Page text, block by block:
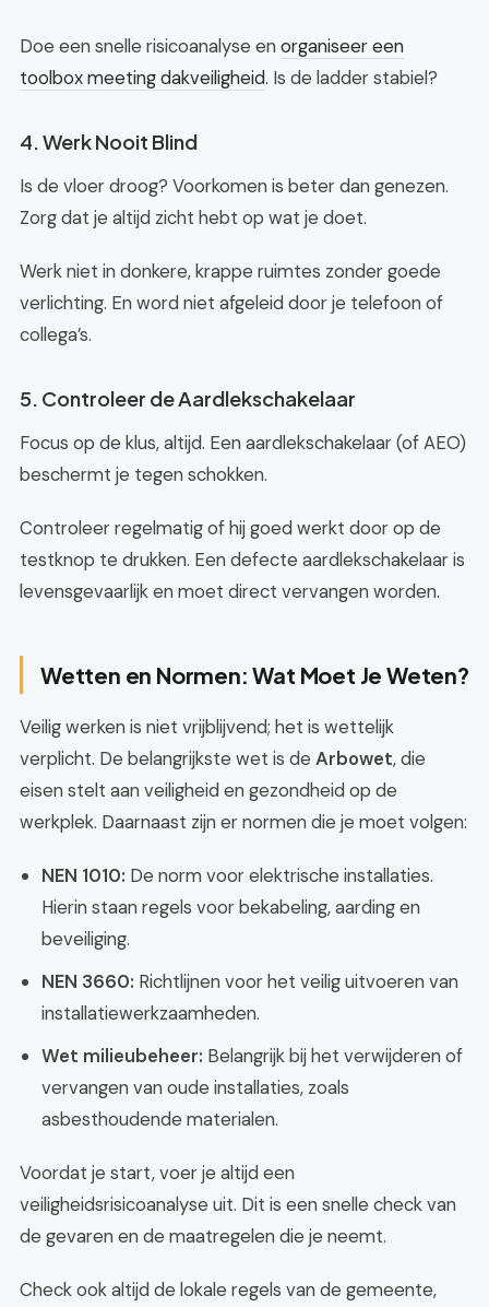
Doe een snelle risicoanalyse enorganiseer een
toolbox meeting dakveiligheid. Is de ladder stabiel?
4. Werk Nooit Blind
Is de vloer droog? Voorkomen is beter dan genezen.
Zorg dat je altijd zicht hebt op wat je doet.
Werk niet in donkere, krappe ruimtes zonder goede
verlichting. En word niet afgeleid door je telefoon of
collega’s.
5. Controleer de Aardlekschakelaar
Focus op de klus, altijd. Een aardlekschakelaar (of AEO)
beschermt je tegen schokken.
Controleer regelmatig of hij goed werkt door op de
testknop te drukken. Een defecte aardlekschakelaar is
levensgevaarlijk en moet direct vervangen worden.
Wetten en Normen: Wat Moet Je Weten?
Veilig werken is niet vrijblijvend; het is wettelijk
verplicht. De belangrijkste wet is de Arbowet, die
eisen stelt aan veiligheid en gezondheid op de
werkplek. Daarnaast zijn er normen die je moet volgen:
NEN 1010: De norm voor elektrische installaties.
Hierin staan regels voor bekabeling, aarding en
beveiliging.
NEN 3660: Richtlijnen voor het veilig uitvoeren van
installatiewerkzaamheden.
Wet milieubeheer: Belangrijk bij het verwijderen of
vervangen van oude installaties, zoals
asbesthoudende materialen.
Voordat je start, voer je altijd een
veiligheidsrisicoanalyse uit. Dit is een snelle check van
de gevaren en de maatregelen die je neemt.
Check ook altijd de lokale regels van de gemeente,